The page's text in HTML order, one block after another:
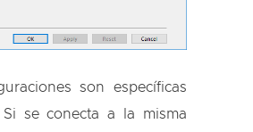
son específicas
se conecta a la misma